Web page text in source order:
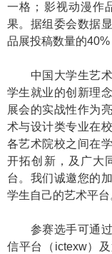
一格；影视动漫作
果。据组委会数据
品展投稿数量的40%
中国大学生艺术
学生就业的创新理
展会的实战性作为
术与设计类专业在
各艺术院校之间在
开拓创新，及广大
台。我们诚邀您的
学生自己的艺术平台
参赛选手可通过
信平台（ictexw）